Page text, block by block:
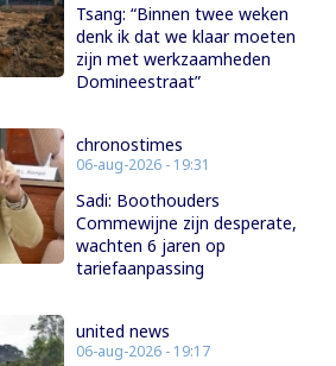
Tsang: “Binnen twee weken
denk ik dat we klaar moeten
zijn met werkzaamheden
Domineestraat”
chronostimes
06-aug-2026 - 19:31
Sadi: Boothouders
Commewijne zijn desperate,
wachten 6 jaren op
tariefaanpassing
united news
06-aug-2026 - 19:17